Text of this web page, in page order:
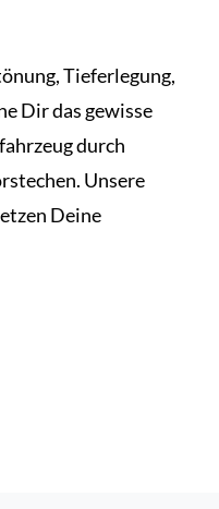
Tieferlegung,
Dir das gewisse
durch
Unsere
Deine